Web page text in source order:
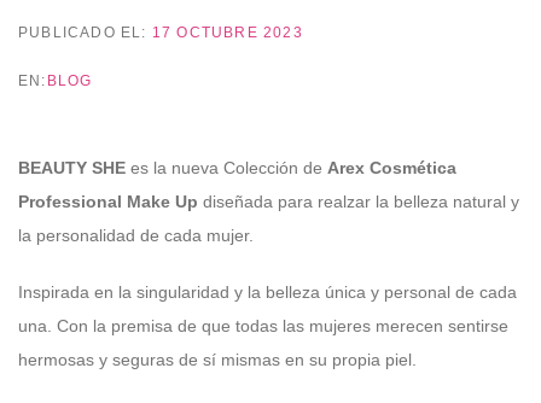
PUBLICADO EL: 17 OCTUBRE 2023
EN: BLOG
BEAUTY SHE es la nueva Colección de Arex Cosmética
Professional Make Up diseñada para realzar la belleza natural y
la personalidad de cada mujer.
Inspirada en la singularidad y la belleza única y personal de cada
una. Con la premisa de que todas las mujeres merecen sentirse
hermosas y seguras de sí mismas en su propia piel.